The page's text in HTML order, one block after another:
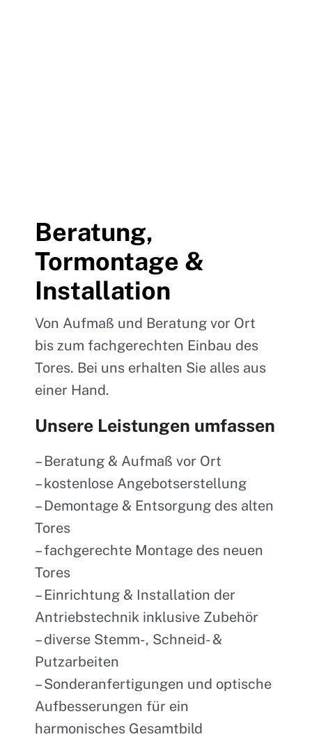
Beratung,
Tormontage &
Installation
Von Aufmaß und Beratung vor Ort
bis zum fachgerechten Einbau des
Tores. Bei uns erhalten Sie alles aus
einer Hand.
Unsere Leistungen umfassen
– Beratung & Aufmaß vor Ort
– kostenlose Angebotserstellung
– Demontage & Entsorgung des alten
Tores
– fachgerechte Montage des neuen
Tores
– Einrichtung & Installation der
Antriebstechnik inklusive Zubehör
– diverse Stemm-, Schneid- &
Putzarbeiten
– Sonderanfertigungen und optische
Aufbesserungen für ein
harmonisches Gesamtbild